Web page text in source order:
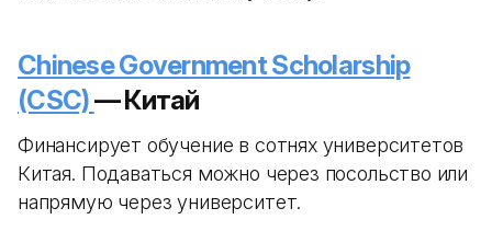
Chinese Government Scholarship
(CSC)— Китай
Финансирует обучение в сотнях университетов
Китая. Подаваться можно через посольство или
напрямую через университет.